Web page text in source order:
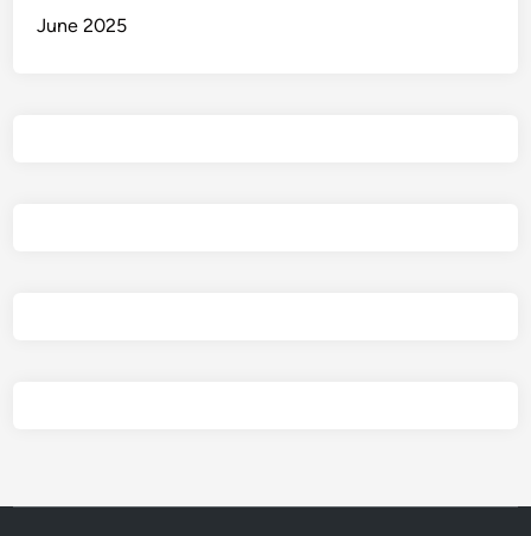
June 2025